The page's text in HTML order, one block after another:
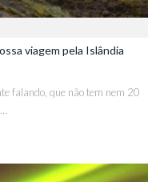
viagem pela Islândia
falando, que não tem nem 20